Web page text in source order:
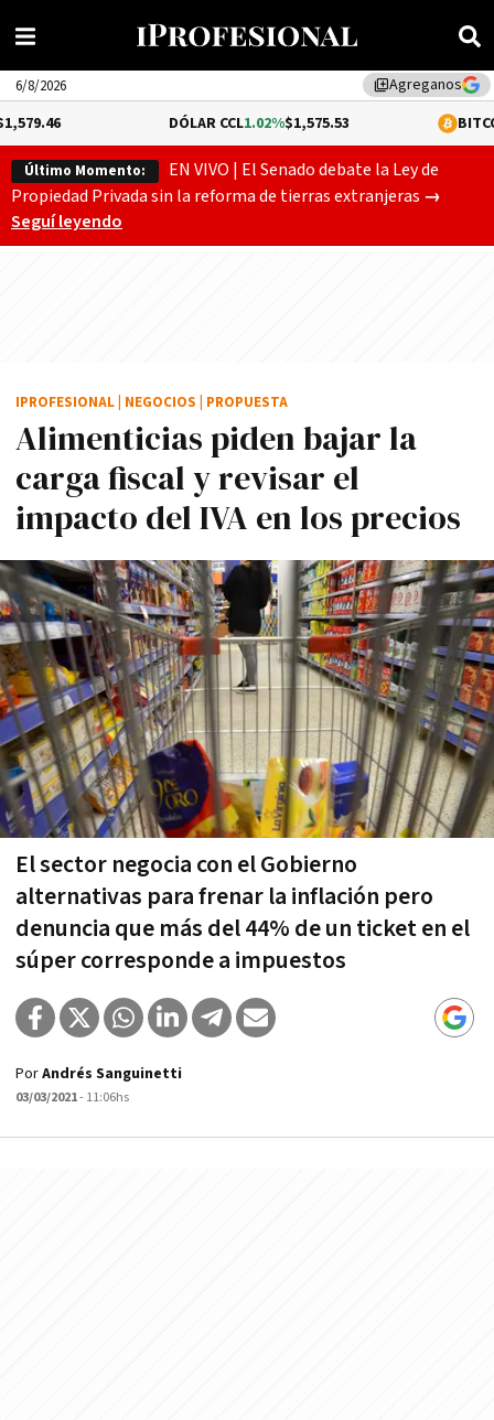
library_addAgreganos
6/8/2026
1.02%$1,575.53 -0.13%
Último Momento:
EN VIVO | El Senado debate la Ley de
Propiedad Privada sin la reforma de tierras extranjeras →
Seguí leyendo
Alimenticias piden bajar la
carga fiscal y revisar el
impacto del IVA en los precios
El sector negocia con el Gobierno
alternativas para frenar la inflación pero
denuncia que más del 44% de un ticket en el
súper corresponde a impuestos
IPROFESIONAL NEGOCIOS PROPUESTA
PorAndrés Sanguinetti
03/03/2021- 11:06hs